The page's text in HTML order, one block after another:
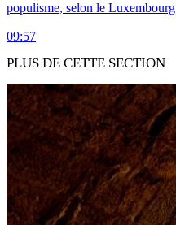
populisme, selon le Luxembourg
09:57
PLUS DE CETTE SECTION